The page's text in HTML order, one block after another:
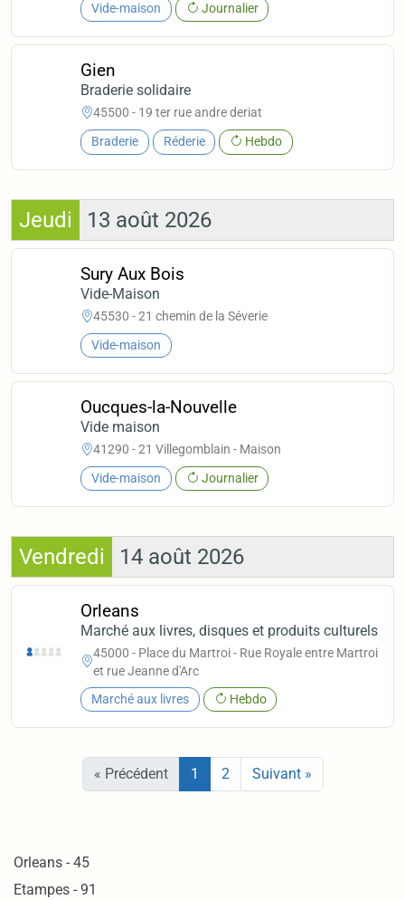
Vide-maison Journalier
Gien
Braderie solidaire
45500 - 19 ter rue andre deriat
Braderie Réderie Hebdo
Jeudi 13 août 2026
Sury Aux Bois
Vide-Maison
45530 - 21 chemin de la Séverie
Vide-maison
Oucques-la-Nouvelle
Vide maison
41290 - 21 Villegomblain - Maison
Vide-maison Journalier
Vendredi 14 août 2026
Orleans
Marché aux livres, disques et produits culturels
45000 - Place du Martroi - Rue Royale entre Martroi
et rue Jeanne d'Arc
Marché aux livres Hebdo
« Précédent 1 2 Suivant »
Orleans - 45
Etampes - 91